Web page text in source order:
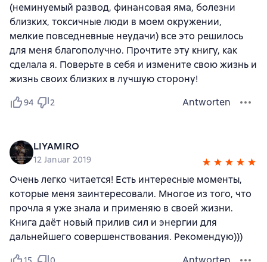
(неминуемый развод, финансовая яма, болезни
близких, токсичные люди в моем окружении,
мелкие повседневные неудачи) все это решилось
для меня благополучно. Прочтите эту книгу, как
сделала я. Поверьте в себя и измените свою жизнь и
жизнь своих близких в лучшую сторону!
94 2 Antworten
LIYAMIRO
12 Januar 2019
Очень легко читается! Есть интересные моменты,
которые меня заинтересовали. Многое из того, что
прочла я уже знала и применяю в своей жизни.
Книга даёт новый прилив сил и энергии для
дальнейшего совершенствования. Рекомендую)))